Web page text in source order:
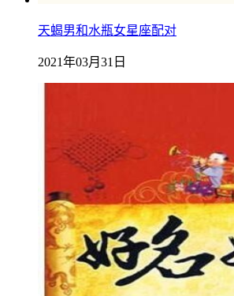
天蝎男和水瓶女星座配对
2021年03月31日